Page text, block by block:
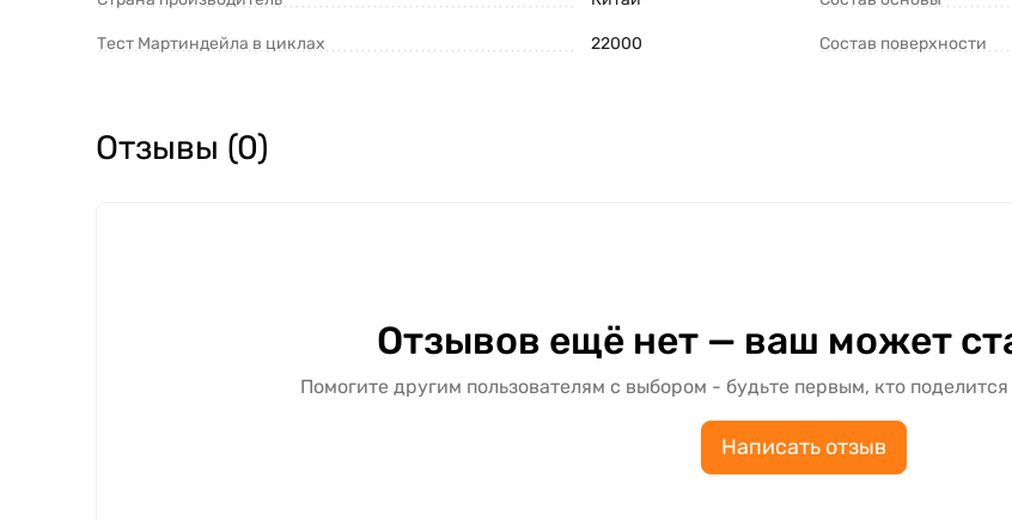
Тест Мартиндейла в циклах 22000 Состав поверхности
Отзывы (0)
Отзывов ещё нет — ваш может
Помогите другим пользователям с выбором - будьте первым, кто
Написать отзыв